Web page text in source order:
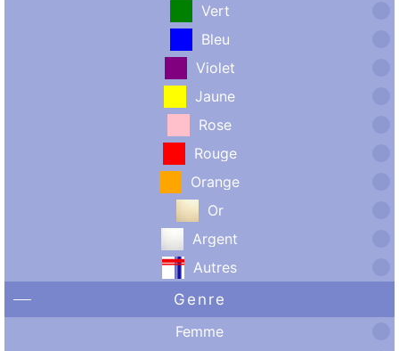
Vert
Bleu
Violet
Jaune
Rose
Rouge
Orange
Or
Argent
Autres
Genre
Femme